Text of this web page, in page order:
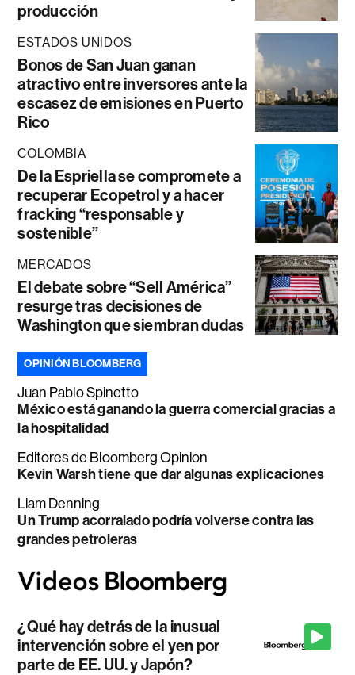
producción
ESTADOS UNIDOS
Bonos de San Juan ganan
atractivo entre inversores ante la
escasez de emisiones en Puerto
Rico
COLOMBIA
De la Espriella se compromete a
recuperar Ecopetrol y a hacer
fracking “responsable y
sostenible”
MERCADOS
El debate sobre “Sell América”
resurge tras decisiones de
Washington que siembran dudas
OPINIÓN BLOOMBERG
Juan Pablo Spinetto
México está ganando la guerra comercial gracias a
la hospitalidad
Editores de Bloomberg Opinion
Kevin Warsh tiene que dar algunas explicaciones
Liam Denning
Un Trump acorralado podría volverse contra las
grandes petroleras
¿Qué hay detrás de la inusual
intervención sobre el yen por
parte de EE. UU. y Japón?